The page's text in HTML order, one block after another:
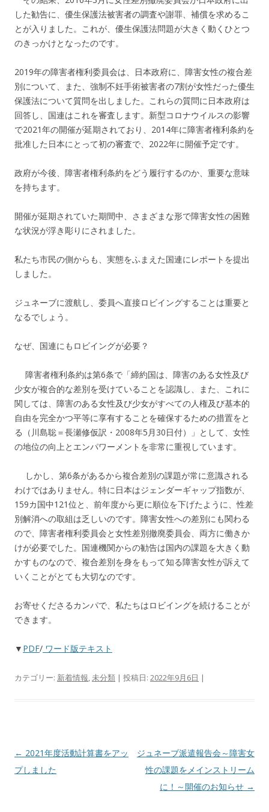
した勧告に、優生保護法被害者の調査や謝罪、補償を求めるこ
とが入りました。これが、優生保護法問題が大きく動くひとつ
のきっかけとなったのです。
2019年の障害者権利委員会は、日本政府に、障害女性の複合差
別について、また、強制不妊手術被害者の7割が女性だった優生
保護法について質問を出しました。これらの質問に日本政府は
回答し、国連はこれを審査します。新型コロナウイルスの影響
で2021年の開催が延期されており、2014年に障害者権利条約を
批准した日本にとって初の審査で、2022年に開催予定です。
政府が今後、障害者権利条約をどう履行するのか、重要な意味
を持ちます。
開催が延期されていた期間中、さまざまな形で障害女性の困難
な状況が浮き彫りにされました。
私たち市民の側からも、実態をふまえた国連にレポートを提出
しました。
ジュネーブに渡航し、委員へ直接ロビイングすることは重要と
なるでしょう。
なぜ、国連にもロビイングが必要？
障害者権利条約は第6条で「締約国は、障害のある女性及び
少女が複合的な差別を受けていることを認識し、また、これに
関しては、障害のある女性及び少女がすべての人権及び基本的
自由を完全かつ平等に享有することを確保するための措置をと
る（川島聡＝長瀬修仮訳・2008年5月30日付）」として、女性
の地位の向上とエンパワーメントを非常に重視しています。
しかし、第6条があるから複合差別の課題が常に意識される
わけではありません。特に日本はジェンダーギャップ指数が、
159カ国中121位と、前年度から更に順位を下げたように、性差
別解消への取組は乏しいのです。障害女性への差別にも関わる
ので、障害者権利委員会と女性差別撤廃委員会、両方に働きか
けが必要でした。国連機関からの勧告は国内の課題を大きく動
かすものなので、複合差別を身をもって知る障害女性が訴えて
いくことがとても大切なのです。
お寄せくださるカンパで、私たちはロビイングを続けることが
できます。
▼ PDF/ ワード版テキスト
カテゴリー: 新着情報,未分類 | 投稿日: 2022年9月6日 |
投
稿
← 2021年度活動計算書をアッ
プしました
ジュネーブ派遣報告会～障害女
性の課題をメインストリーム
に！～開催のお知らせ →